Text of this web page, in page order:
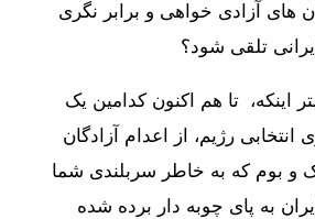
های آزادی خواهی و برابر نگری
ایرانی تلقی شود؟
اینکه، تا هم اکنون کدامین یک
انتخابی رژیم، از اعدام آزادگان
و بوم که به خاطر سربلندی شما
ایران به پای چوبه دار برده شده